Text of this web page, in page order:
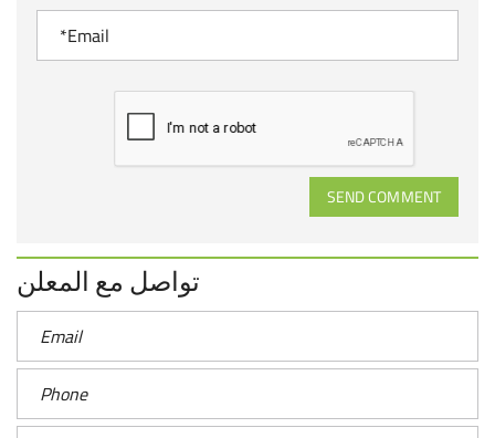
SEND COMMENT
تواصل مع المعلن